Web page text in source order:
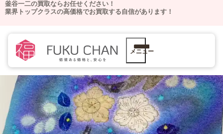
釜谷一二の買取ならお任せください！
業界トップクラスの高価格でお買取する自信があります！
メニュー